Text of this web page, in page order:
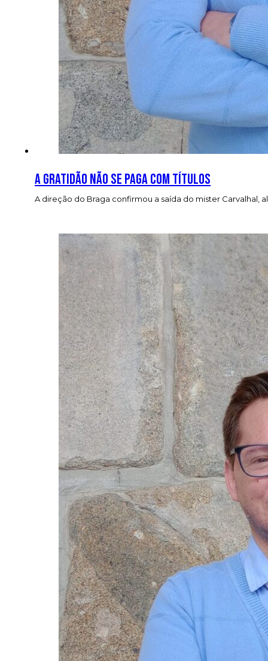
A gratidão não se paga com títulos
A direção do Braga confirmou a saída do mister